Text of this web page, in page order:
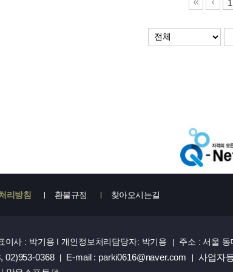
1
리방침 환불규정 찾아오시는길
이사 : 박기용 I 개인정보처리담당자: 박기용 주소 : 서울
02)953-0368 E-mail : parki0616@naver.com 사업자